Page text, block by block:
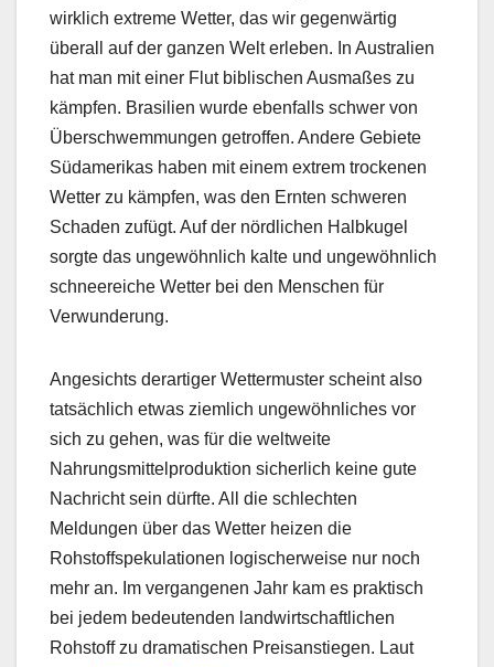
wirklich extreme Wetter, das wir gegenwärtig
überall auf der ganzen Welt erleben. In Australien
hat man mit einer Flut biblischen Ausmaßes zu
kämpfen. Brasilien wurde ebenfalls schwer von
Überschwemmungen getroffen. Andere Gebiete
Südamerikas haben mit einem extrem trockenen
Wetter zu kämpfen, was den Ernten schweren
Schaden zufügt. Auf der nördlichen Halbkugel
sorgte das ungewöhnlich kalte und ungewöhnlich
schneereiche Wetter bei den Menschen für
Verwunderung.
Angesichts derartiger Wettermuster scheint also
tatsächlich etwas ziemlich ungewöhnliches vor
sich zu gehen, was für die weltweite
Nahrungsmittelproduktion sicherlich keine gute
Nachricht sein dürfte. All die schlechten
Meldungen über das Wetter heizen die
Rohstoffspekulationen logischerweise nur noch
mehr an. Im vergangenen Jahr kam es praktisch
bei jedem bedeutenden landwirtschaftlichen
Rohstoff zu dramatischen Preisanstiegen. Laut